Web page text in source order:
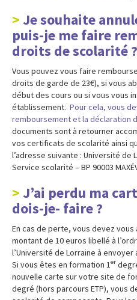
Je souhaite
puis-je me faire
droits de scolarité ?
Vous pouvez vous faire
droits de garde de 23€), si vous
début des cours ou si vous vous
établissement. Pour cela, vous
remboursement et la déclaration
documents sont à retourner
vos certificats de scolarité ainsi
l’adresse suivante : Université de
Service scolarité – BP 90003
J’ai perdu ma
dois-je- faire ?
En cas de perte, vous devez vous
montant de 10 euros libellé à
l’Université de Lorraine à
Si vous êtes en formation 1 er
nouvelle carte sur votre site de
degré (hors parcours ETP), vous